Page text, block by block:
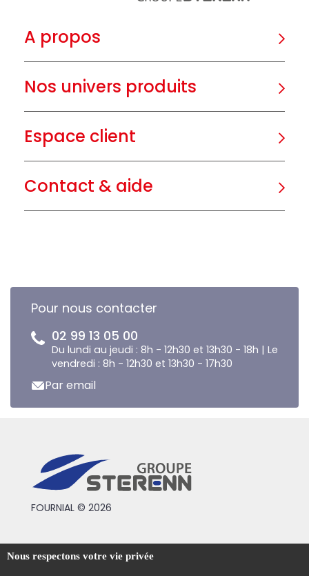
A propos
Nos univers produits
Espace client
Contact & aide
Pour nous contacter
02 99 13 05 00
Du lundi au jeudi : 8h - 12h30 et 13h30 - 18h | Le
vendredi : 8h - 12h30 et 13h30 - 17h30
Par email
FOURNIAL © 2026
Conditions générales de vente
Nous respectons votre vie privée